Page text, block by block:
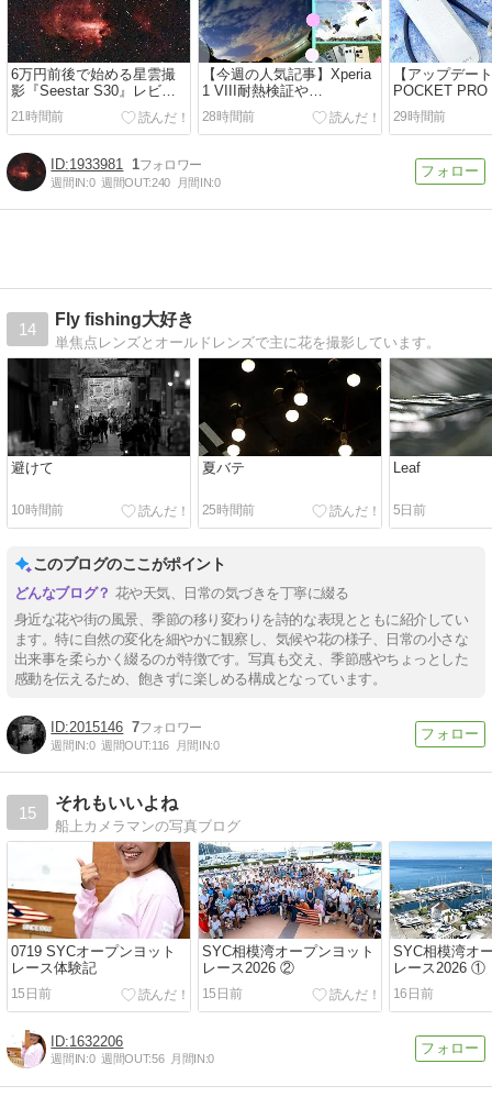
6万円前後で始める星雲撮
影『Seestar S30』レビュ
ー メシエ天体を自宅ベラン
ダから
21時間前
【今週の人気記事】Xperia
1 VIII耐熱検証や
SEL100400発表など 今週
の人気記事TOP7
28時間前
【アップデー
POCKET
本体ソフトウ
前の更新がお
29時間前
1933981 1
週間IN:0 週間OUT:240 月間IN:0
14
Fly fishing大好き
単焦点レンズとオールドレンズで主に花を撮影しています。
避けて
10時間前
夏バテ
25時間前
Leaf
5日前
このブログのここがポイント
花や天気、日常の気づきを丁寧に綴る
身近な花や街の風景、季節の移り変わりを詩的な表現とともに紹介してい
ます。特に自然の変化を細やかに観察し、気候や花の様子、日常の小さな
出来事を柔らかく綴るのが特徴です。写真も交え、季節感やちょっとした
感動を伝えるため、飽きずに楽しめる構成となっています。
2015146 7
週間IN:0 週間OUT:116 月間IN:0
15
それもいいよね
船上カメラマンの写真ブログ
0719 SYCオープンヨット
レース体験記
15日前
SYC相模湾オープンヨット
レース2026 ②
15日前
SYC相模湾オ
レース2026 ①
16日前
1632206
週間IN:0 週間OUT:56 月間IN:0